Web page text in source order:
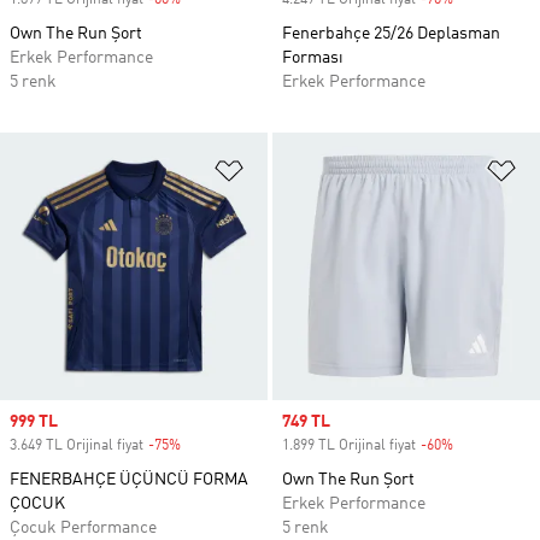
Own The Run Şort
Erkek Performance
5 renk
Fenerbahçe 25/26 Deplasman
Forması
Erkek Performance
Favori Listesine Ekle
Sale price
999 TL
3.649 TL Orijinal fiyat -75%
FENERBAHÇE ÜÇÜNCÜ FORMA
ÇOCUK
Çocuk Performance
Sale price
749 TL
1.899 TL Orijinal fiyat -60%
Own The Run Şort
Erkek Performance
5 renk